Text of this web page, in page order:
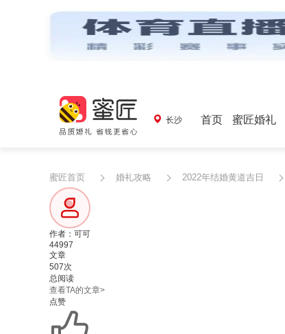
长沙 首页 蜜匠婚礼
蜜匠首页 婚礼攻略 2022年结婚黄道吉日
作者：可可
44997
文章
507次
总阅读
查看TA的文章>
点赞